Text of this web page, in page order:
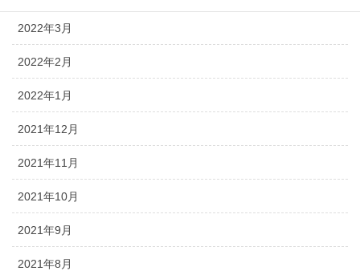
2022年3月
2022年2月
2022年1月
2021年12月
2021年11月
2021年10月
2021年9月
2021年8月